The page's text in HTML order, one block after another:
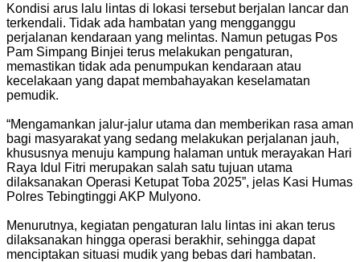
Kondisi arus lalu lintas di lokasi tersebut berjalan lancar dan
terkendali. Tidak ada hambatan yang mengganggu
perjalanan kendaraan yang melintas. Namun petugas Pos
Pam Simpang Binjei terus melakukan pengaturan,
memastikan tidak ada penumpukan kendaraan atau
kecelakaan yang dapat membahayakan keselamatan
pemudik.
“Mengamankan jalur-jalur utama dan memberikan rasa aman
bagi masyarakat yang sedang melakukan perjalanan jauh,
khususnya menuju kampung halaman untuk merayakan Hari
Raya Idul Fitri merupakan salah satu tujuan utama
dilaksanakan Operasi Ketupat Toba 2025”, jelas Kasi Humas
Polres Tebingtinggi AKP Mulyono.
Menurutnya, kegiatan pengaturan lalu lintas ini akan terus
dilaksanakan hingga operasi berakhir, sehingga dapat
menciptakan situasi mudik yang bebas dari hambatan.